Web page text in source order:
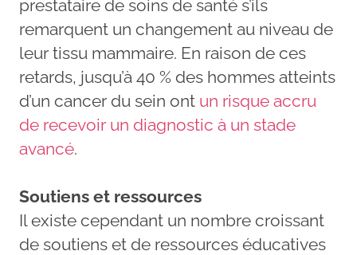
prestataire de soins de santé s’ils
remarquent un changement au niveau de
leur tissu mammaire. En raison de ces
retards, jusqu’à 40 % des hommes atteints
d’un cancer du sein ont un risque accru
de recevoir un diagnostic à un stade
avancé.
Soutiens et ressources
Il existe cependant un nombre croissant
de soutiens et de ressources éducatives